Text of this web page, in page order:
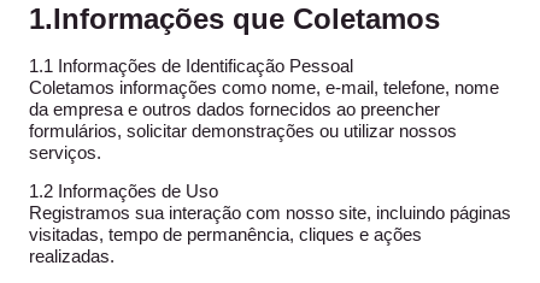
1.Informações que Coletamos
1.1 Informações de Identificação Pessoal
Coletamos informações como nome, e-mail, telefone, nome
da empresa e outros dados fornecidos ao preencher
formulários, solicitar demonstrações ou utilizar nossos
serviços.
1.2 Informações de Uso
Registramos sua interação com nosso site, incluindo páginas
visitadas, tempo de permanência, cliques e ações
realizadas.